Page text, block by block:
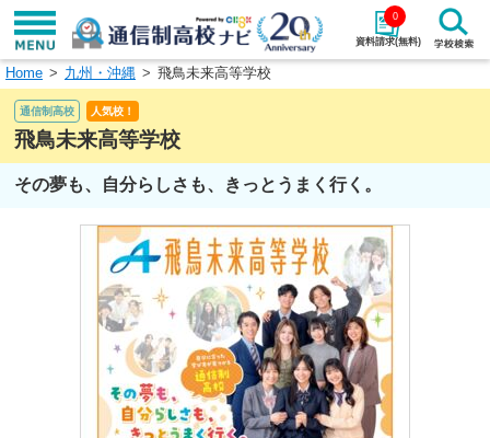
資料請求(無料)
0
学校名で探す
エリアから探す 特徴から探す
エリアを選択して探す
北海道・東北
北陸・甲信越
中国
Home 九州・沖縄 飛鳥未来高等学校
通信制高校 人気校！
飛鳥未来高等学校
その夢も、自分らしさも、きっとうまく行く。